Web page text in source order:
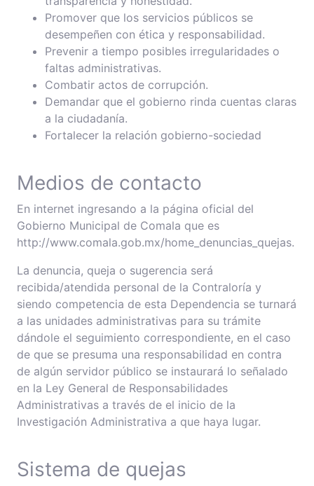
Promover que los servicios públicos se
desempeñen con ética y responsabilidad.
Prevenir a tiempo posibles irregularidades o
faltas administrativas.
Combatir actos de corrupción.
Demandar que el gobierno rinda cuentas claras
a la ciudadanía.
Fortalecer la relación gobierno-sociedad
Medios de contacto
En internet ingresando a la página oficial del
Gobierno Municipal de Comala que es
http://www.comala.gob.mx/home_denuncias_quejas.
La denuncia, queja o sugerencia será
recibida/atendida personal de la Contraloría y
siendo competencia de esta Dependencia se turnará
a las unidades administrativas para su trámite
dándole el seguimiento correspondiente, en el caso
de que se presuma una responsabilidad en contra
de algún servidor público se instaurará lo señalado
en la Ley General de Responsabilidades
Administrativas a través de el inicio de la
Investigación Administrativa a que haya lugar.
Sistema de quejas